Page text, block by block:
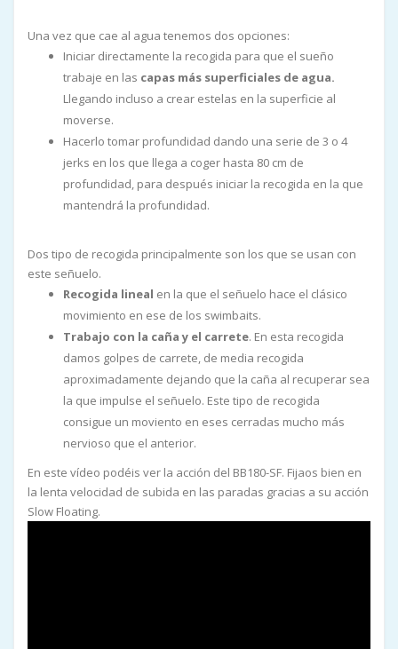
Una vez que cae al agua tenemos dos opciones:
Iniciar directamente la recogida para que el sueño
trabaje en las capas más superficiales de agua.
Llegando incluso a crear estelas en la superficie al
moverse.
Hacerlo tomar profundidad dando una serie de 3 o 4
jerks en los que llega a coger hasta 80 cm de
profundidad, para después iniciar la recogida en la que
mantendrá la profundidad.
Dos tipo de recogida principalmente son los que se usan con
este señuelo.
Recogida lineal en la que el señuelo hace el clásico
movimiento en ese de los swimbaits.
Trabajo con la caña y el carrete. En esta recogida
damos golpes de carrete, de media recogida
aproximadamente dejando que la caña al recuperar sea
la que impulse el señuelo. Este tipo de recogida
consigue un moviento en eses cerradas mucho más
nervioso que el anterior.
En este vídeo podéis ver la acción del BB180-SF. Fijaos bien en
la lenta velocidad de subida en las paradas gracias a su acción
Slow Floating.